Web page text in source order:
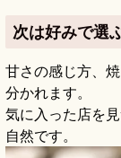
次は好みで選
甘さの感じ方、
分かれます。
気に入った店を
自然です。